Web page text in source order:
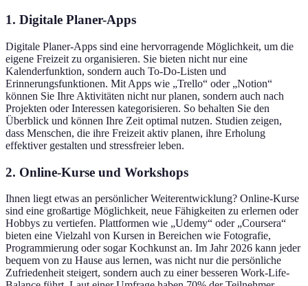
1. Digitale Planer-Apps
Digitale Planer-Apps sind eine hervorragende Möglichkeit, um die
eigene Freizeit zu organisieren. Sie bieten nicht nur eine
Kalenderfunktion, sondern auch To-Do-Listen und
Erinnerungsfunktionen. Mit Apps wie „Trello“ oder „Notion“
können Sie Ihre Aktivitäten nicht nur planen, sondern auch nach
Projekten oder Interessen kategorisieren. So behalten Sie den
Überblick und können Ihre Zeit optimal nutzen. Studien zeigen,
dass Menschen, die ihre Freizeit aktiv planen, ihre Erholung
effektiver gestalten und stressfreier leben.
2. Online-Kurse und Workshops
Ihnen liegt etwas an persönlicher Weiterentwicklung? Online-Kurse
sind eine großartige Möglichkeit, neue Fähigkeiten zu erlernen oder
Hobbys zu vertiefen. Plattformen wie „Udemy“ oder „Coursera“
bieten eine Vielzahl von Kursen in Bereichen wie Fotografie,
Programmierung oder sogar Kochkunst an. Im Jahr 2026 kann jeder
bequem von zu Hause aus lernen, was nicht nur die persönliche
Zufriedenheit steigert, sondern auch zu einer besseren Work-Life-